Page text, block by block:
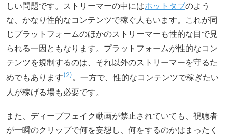
しい問題です。ストリーマーの中にはホットタブのよう
な、かなり性的なコンテンツで稼ぐ人もいます。これが同
じプラットフォームのほかのストリーマーも性的な目で見
られる一因ともなります。プラットフォームが性的なコン
テンツを規制するのは、それ以外のストリーマーを守るた
めでもあります 2 。一方で、性的なコンテンツで稼ぎたい
人が稼げる場も必要です。
また、ディープフェイク動画が禁止されていても、視聴者
が一瞬のクリップで何を妄想し、何をするのかはまったく